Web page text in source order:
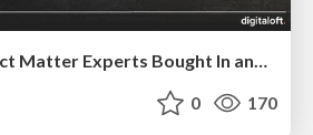
How to Get Subject Matter Experts Bought In and Actively Contributing to SEO & PR Initiatives.
0 170